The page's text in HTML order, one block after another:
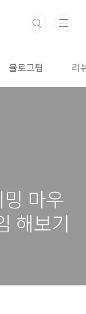
블로그팁 리
마우
해보기